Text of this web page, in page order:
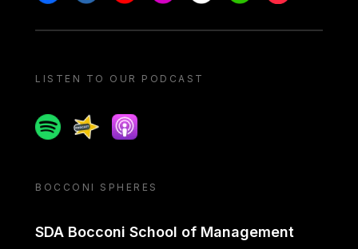
LISTEN TO OUR PODCAST
SpotifySpreakerApple podcast
BOCCONI SPHERES
SDA Bocconi School of Management